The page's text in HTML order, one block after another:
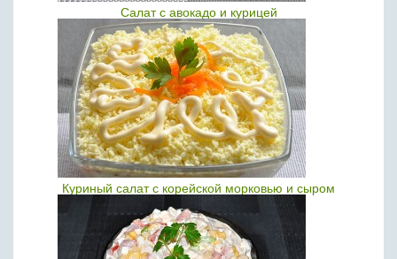
Салат с авокадо и курицей
Куриный салат с корейской морковью и сыром